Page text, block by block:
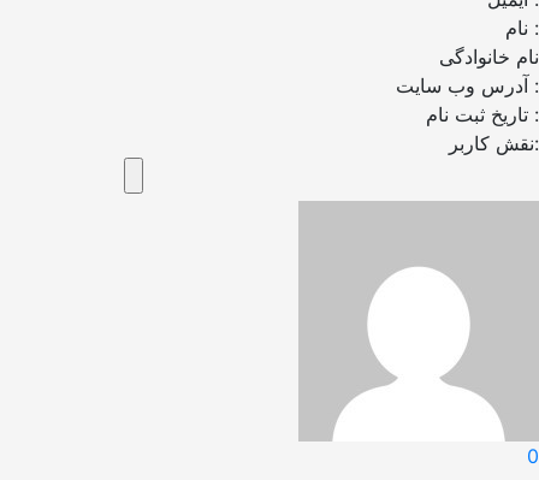
نام :
نام خانوادگی
آدرس وب سایت :
تاریخ ثبت نام :
نقش کاربر:
0